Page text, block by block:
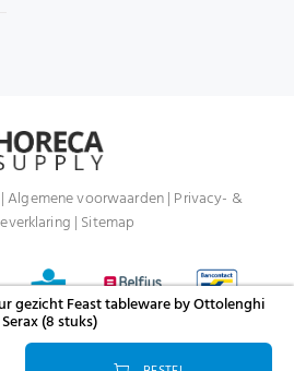
gezicht Feast tableware by Ottolenghi
Serax (8 stuks)
|Algemene voorwaarden| Privacy- &
| Sitemap